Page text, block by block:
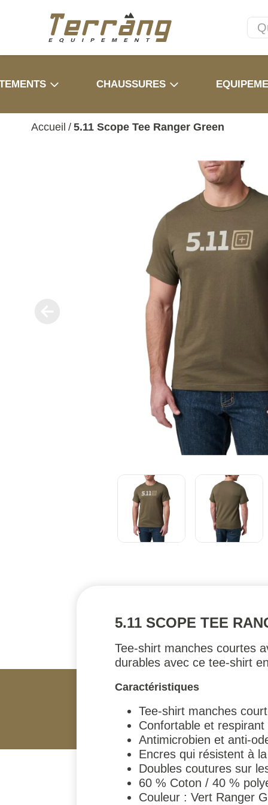
CHAUSSURES
Accueil / 5.11 Scope Tee Ranger Green
5.11 SCOPE TEE
Tee-shirt manches courtes
durables avec ce tee-shirt
Caractéristiques
Tee-shirt manches
Confortable et respirant
Antimicrobien et anti-
Encres qui résistent à
Doubles coutures sur
60 % Coton / 40 %
Couleur : Vert Ranger